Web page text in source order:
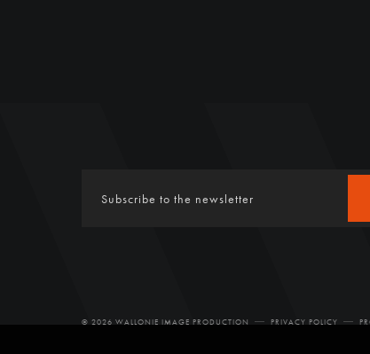
© 2026 WALLONIE IMAGE PRODUCTION PRIVACY POLICY